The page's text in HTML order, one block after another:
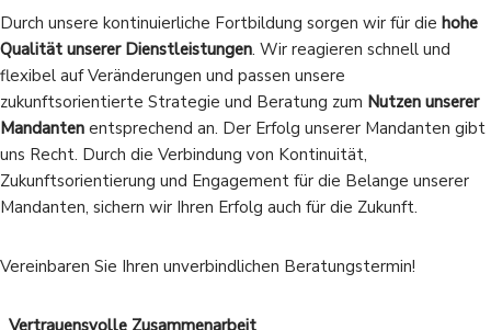
Durch unsere kontinuierliche Fortbildung sorgen wir für die hohe
Qualität unserer Dienstleistungen. Wir reagieren schnell und
flexibel auf Veränderungen und passen unsere
zukunftsorientierte Strategie und Beratung zum Nutzen unserer
Mandanten entsprechend an. Der Erfolg unserer Mandanten gibt
uns Recht. Durch die Verbindung von Kontinuität,
Zukunftsorientierung und Engagement für die Belange unserer
Mandanten, sichern wir Ihren Erfolg auch für die Zukunft.
Vereinbaren Sie Ihren unverbindlichen Beratungstermin!
Vertrauensvolle Zusammenarbeit